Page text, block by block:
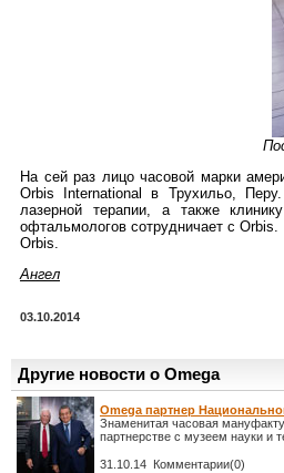
На сей раз лицо часовой марки
Orbis International в Трухильо,
лазерной терапии, а также
офтальмологов сотрудничает с
Orbis.
Ангел
03.10.2014
Другие новости о Omega
Omega партнер
Знаменитая часовая
партнерстве с музеем науки и
31.10.14 Комментарии(0)